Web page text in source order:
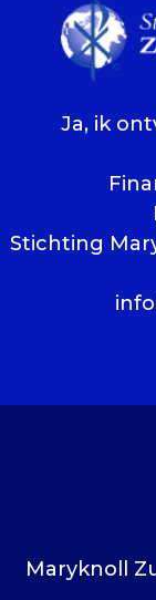
Ja, ik
Stichting
Maryknoll